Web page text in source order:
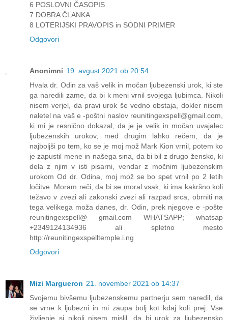
6 POSLOVNI ČASOPIS
7 DOBRA ČLANKA
8 LOTERIJSKI PRAVOPIS in SODNI PRIMER
Odgovori
Anonimni 19. avgust 2021 ob 20:54
Hvala dr. Odin za vaš velik in močan ljubezenski urok, ki ste
ga naredili zame, da bi k meni vrnil svojega ljubimca. Nikoli
nisem verjel, da pravi urok še vedno obstaja, dokler nisem
naletel na vaš e -poštni naslov reunitingexspell@gmail.com,
ki mi je resnično dokazal, da je je velik in močan uvajalec
ljubezenskih urokov, med drugim lahko rečem, da je
najboljši po tem, ko se je moj mož Mark Kion vrnil, potem ko
je zapustil mene in našega sina, da bi bil z drugo žensko, ki
dela z njim v isti pisarni, vendar z močnim ljubezenskim
urokom Od dr. Odina, moj mož se bo spet vrnil po 2 letih
ločitve. Moram reči, da bi se moral vsak, ki ima kakršno koli
težavo v zvezi ali zakonski zvezi ali razpad srca, obrniti na
tega velikega moža danes, dr. Odin, prek njegove e -pošte
reunitingexspell@ gmail.com WHATSAPP; whatsap
+2349124134936 ali spletno mesto
http://reunitingexspelltemple.i.ng
Odgovori
Mizi Margueron 21. november 2021 ob 14:37
Svojemu bivšemu ljubezenskemu partnerju sem naredil, da
se vrne k ljubezni in mi zaupa bolj kot kdaj koli prej. Vse
življenje si nikoli nisem mislil, da bi urok za ljubezensko